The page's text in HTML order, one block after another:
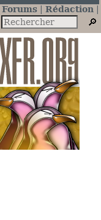
Forums
Rédaction